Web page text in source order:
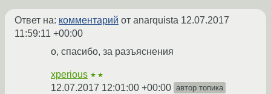
Ответ на: комментарий от anarquista 12.07.2017
11:59:11 +00:00
о, спасибо, за разъяснения
xperious ★★
12.07.2017 12:01:00 +00:00 автор топика